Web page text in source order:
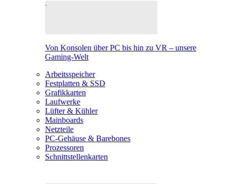
Von Konsolen über PC bis hin zu VR – unsere
Gaming-Welt
Arbeitsspeicher
Festplatten & SSD
Grafikkarten
Laufwerke
Lüfter & Kühler
Mainboards
Netzteile
PC-Gehäuse & Barebones
Prozessoren
Schnittstellenkarten